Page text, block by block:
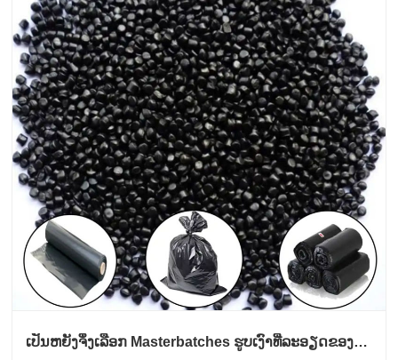
ເປັນຫຍັງຈຶ່ງເລືອກ Masterbatches ຮູບເງົາທີ່ລະອຽດຂອງ